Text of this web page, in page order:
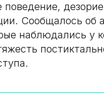
Сообщалось об
наблюдались у